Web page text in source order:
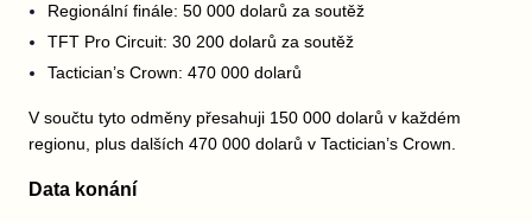
Regionální finále: 50 000 dolarů za soutěž
TFT Pro Circuit: 30 200 dolarů za soutěž
Tactician’s Crown: 470 000 dolarů
V součtu tyto odměny přesahuji 150 000 dolarů v každém
regionu, plus dalších 470 000 dolarů v Tactician’s Crown.
Data konání